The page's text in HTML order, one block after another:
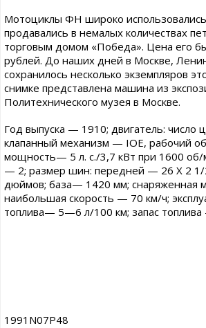
Мотоциклы ФН широко использовались
продавались в немалых количествах
торговым домом «Победа». Цена его
рублей. До наших дней в Москве,
сохранилось несколько экземпляров
снимке представлена машина из
Политехнического музея в Москве.
Год выпуска — 1910; двигатель: число
клапанный механизм — IOE, рабочий
мощность— 5 л. с./3,7 кВт при 1600 об/
— 2; размер шин: передней — 26 Х 2
дюймов; база— 1420 мм; снаряженная
наибольшая скорость — 70 км/ч;
топлива— 5—6 л/100 км; запас
1991N07P48